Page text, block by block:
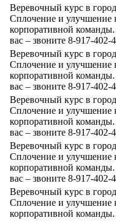
Веревочный курс в
Сплочение и улучшение
корпоративной
вас – звоните 8-917-
Веревочный курс в
Сплочение и улучшение
корпоративной
вас – звоните 8-917-
Веревочный курс в
Сплочение и улучшение
корпоративной
вас – звоните 8-917-
Веревочный курс в
Сплочение и улучшение
корпоративной
вас – звоните 8-917-
Веревочный курс в
Сплочение и улучшение
корпоративной